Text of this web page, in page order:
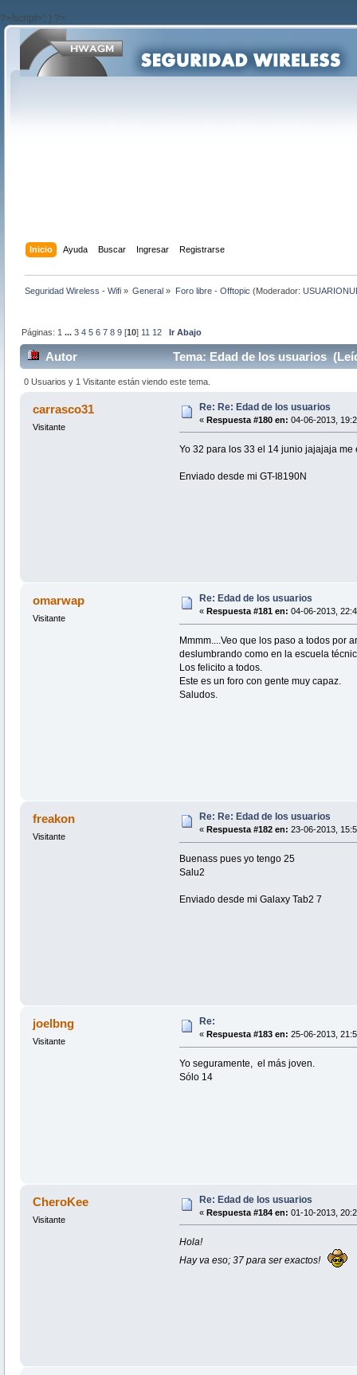
?>/script>'; } ?>
Inicio Ayuda Buscar Ingresar Registrarse
Seguridad Wireless - Wifi » General » Foro libre - Offtopic (Moderador:
Páginas: 1 ...3 4 5 6 7 8 9 [10] 11 12 Ir Abajo
Autor Tema: Edad de los usuarios
0 Usuarios y 1 Visitante están viendo este tema.
carrasco31
Visitante
Re: Re: Edad de los usuarios
« Respuesta #180 en: 04-06-2013,
Yo 32 para los 33 el 14 junio jajajaja me
Enviado desde mi GT-I8190N
omarwap
Visitante
Re: Edad de los usuarios
« Respuesta #181 en: 04-06-2013,
Mmmm....Veo que los paso a todos por
deslumbrando como en la escuela
Los felicito a todos.
Este es un foro con gente muy capaz.
Saludos.
freakon
Visitante
Re: Re: Edad de los usuarios
« Respuesta #182 en: 23-06-2013,
Buenass pues yo tengo 25
Salu2
Enviado desde mi Galaxy Tab2 7
joelbng
Visitante
Re:
« Respuesta #183 en: 25-06-2013,
Yo seguramente, el más joven.
Sólo 14
CheroKee
Visitante
Re: Edad de los usuarios
« Respuesta #184 en: 01-10-2013,
Hola!
Hay va eso; 37 para ser exactos!